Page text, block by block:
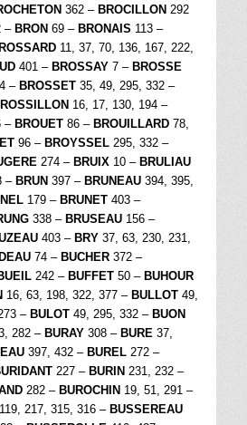
362 – BROCILLON 292
– BRON 69 – BRONAIS 113 –
11, 37, 70, 136, 167, 222,
401 – BROSSAY 7 – BROSSE
– BROSSET 35, 49, 295, 332 –
16, 17, 130, 194 –
– BROUET 86 – BROUILLARD 78,
96 – BROYSSEL 295, 332 –
274 – BRUIX 10 – BRULIAU
– BRUN 397 – BRUNEAU 394, 395,
179 – BRUNET 403 –
338 – BRUSEAU 156 –
403 – BRY 37, 63, 230, 231,
74 – BUCHER 372 –
242 – BUFFET 50 – BUHOUR
16, 63, 198, 322, 377 – BULLOT 49,
– BULOT 49, 295, 332 – BUON
282 – BURAY 308 – BURE 37,
397, 432 – BUREL 272 –
227 – BURIN 231, 232 –
282 – BUROCHIN 19, 51, 291 –
217, 315, 316 – BUSSEREAU